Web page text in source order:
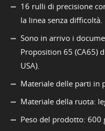
16 rulli di precisione
la linea senza difficoltà.
Sono in arrivo i
Proposition 65 (CA65)
USA).
Materiale delle parti in
Materiale della ruota:
Peso del prodotto: 600